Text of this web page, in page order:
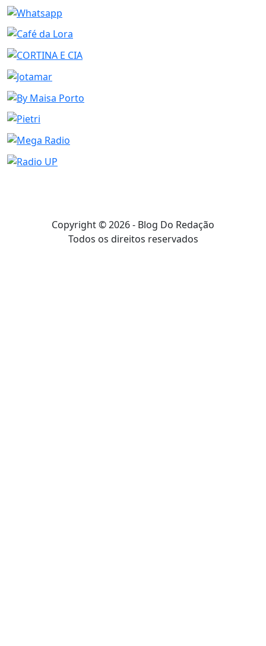
Copyright © 2026 - Blog Do Redação
Todos os direitos reservados